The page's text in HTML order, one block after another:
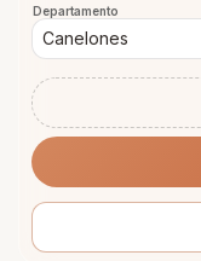
Departamento